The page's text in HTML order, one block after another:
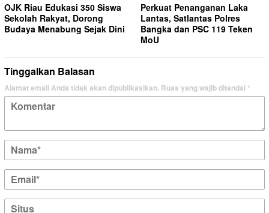
OJK Riau Edukasi 350 Siswa
Sekolah Rakyat, Dorong
Budaya Menabung Sejak Dini
Perkuat Penanganan Laka
Lantas, Satlantas Polres
Bangka dan PSC 119 Teken
MoU
Tinggalkan Balasan
Alamat email Anda tidak akan dipublikasikan. Ruas yang wajib ditandai*